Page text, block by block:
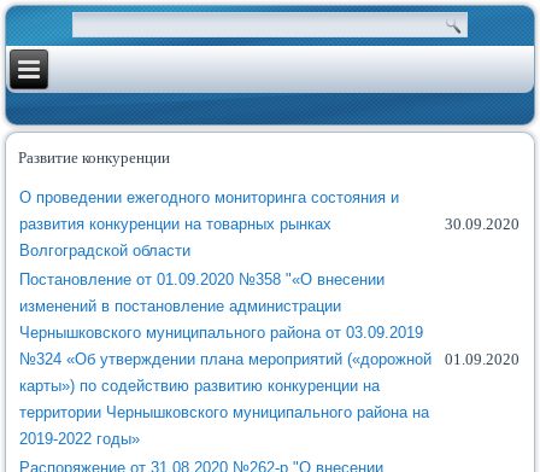
Развитие конкуренции
О проведении ежегодного мониторинга состояния и
развития конкуренции на товарных рынках
Волгоградской области
30.09.2020
Постановление от 01.09.2020 №358 "«О внесении
изменений в постановление администрации
Чернышковского муниципального района от 03.09.2019
№324 «Об утверждении плана мероприятий («дорожной
карты») по содействию развитию конкуренции на
территории Чернышковского муниципального района на
2019-2022 годы»
01.09.2020
Распоряжение от 31.08.2020 №262-р "О внесении